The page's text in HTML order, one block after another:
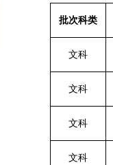
批次科类
文科
文科
文科
文科